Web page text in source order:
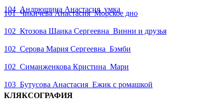
101_Чикичева Анастасия_Морское дно
102_Ктозова Шаика Сергеевна_Винни и друзья
102_Серова Мария Сергеевна_Бэмби
102_Симанженкова Кристина_Мари
103_Бутусова Анастасия_Ежик с ромашкой
104_Андрюшина Анастасия_умка
КЛЯКСОГРАФИЯ